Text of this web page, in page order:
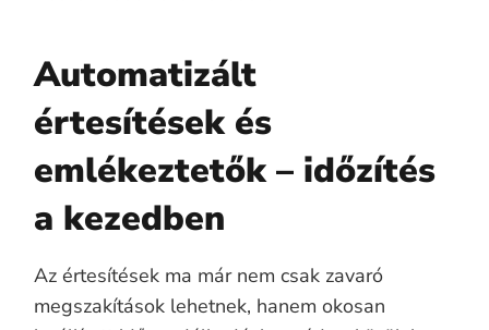
Automatizált
értesítések és
emlékeztetők – időzítés
a kezedben
Az értesítések ma már nem csak zavaró
megszakítások lehetnek, hanem okosan